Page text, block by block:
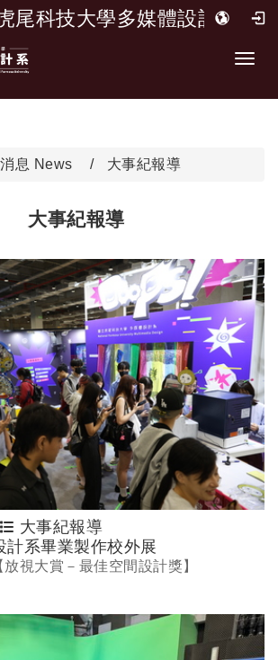
尾科技大學多媒體設計系
跳到主要內容 開啟
息 News 大事紀報導
大事紀報導
大事紀報導
計系畢業製作校外展
放視大賞－最佳空間設計獎】